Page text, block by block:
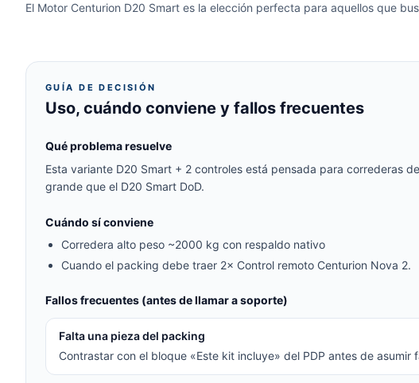
El Motor Centurion D20 Smart es la elección perfecta para aquellos que
GUÍA DE DECISIÓN
Uso, cuándo conviene y fallos frecuentes
Qué problema resuelve
Esta variante D20 Smart + 2 controles está pensada para correderas
grande que el D20 Smart DoD.
Cuándo sí conviene
Corredera alto peso ~2000 kg con respaldo nativo
Cuando el packing debe traer 2× Control remoto Centurion Nova 2.
Fallos frecuentes (antes de llamar a soporte)
Falta una pieza del packing
Contrastar con el bloque «Este kit incluye» del PDP antes de asumir